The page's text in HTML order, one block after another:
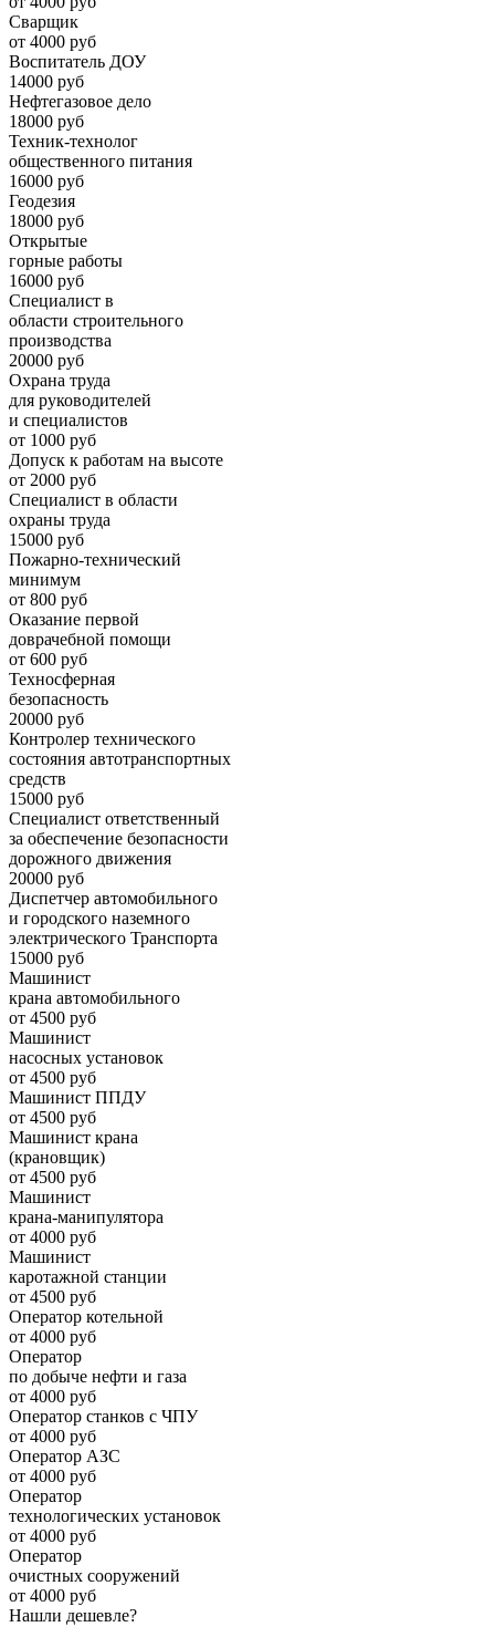
Сварщик
от 4000 руб
Воспитатель ДОУ
14000 руб
Нефтегазовое дело
18000 руб
Техник-технолог
общественного питания
16000 руб
Геодезия
18000 руб
Открытые
горные работы
16000 руб
Специалист в
области строительного
производства
20000 руб
Охрана труда
для руководителей
и специалистов
от 1000 руб
Допуск к работам на высоте
от 2000 руб
Специалист в области
охраны труда
15000 руб
Пожарно-технический
минимум
от 800 руб
Оказание первой
доврачебной помощи
от 600 руб
Техносферная
безопасность
20000 руб
Контролер технического
состояния автотранспортных
средств
15000 руб
Специалист ответственный
за обеспечение безопасности
дорожного движения
20000 руб
Диспетчер автомобильного
и городского наземного
электрического Транспорта
15000 руб
Машинист
крана автомобильного
от 4500 руб
Машинист
насосных установок
от 4500 руб
Машинист ППДУ
от 4500 руб
Машинист крана
(крановщик)
от 4500 руб
Машинист
крана-манипулятора
от 4000 руб
Машинист
каротажной станции
от 4500 руб
Оператор котельной
от 4000 руб
Оператор
по добыче нефти и газа
от 4000 руб
Оператор станков с ЧПУ
от 4000 руб
Оператор АЗС
от 4000 руб
Оператор
технологических установок
от 4000 руб
Оператор
очистных сооружений
от 4000 руб
Нашли дешевле?